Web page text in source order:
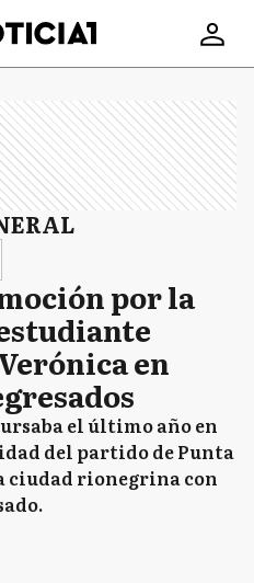
por la
en
el último año en
del partido de Punta
ciudad rionegrina con